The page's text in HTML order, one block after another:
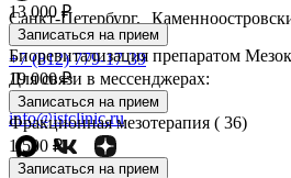
13 000 ₽
Записаться на прием
Биоревитализация препаратом
19 000 ₽
Записаться на прием
Фракционная мезотерапия ( 36)
1 500 ₽
Записаться на прием
Санкт-Петербург,
Пн - Сб 09:00 – 21:00
+7 (812) 779-17-39
Для связи в мессенджерах:
+7 (931) 970-63-16
info@istclinic.ru